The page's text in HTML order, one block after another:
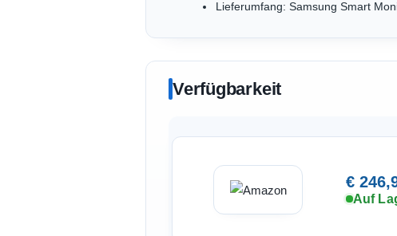
Lieferumfang: Samsung Smart
Verfügbarkeit
€
Auf